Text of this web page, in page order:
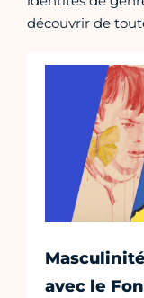
découvrir de
avec le